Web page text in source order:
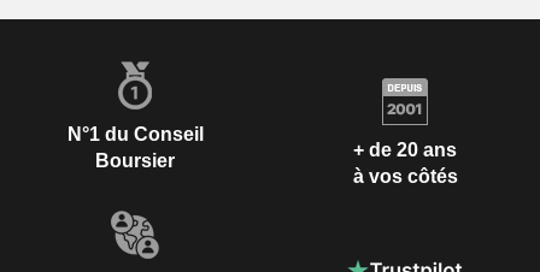
N°1 du Conseil
Boursier
+ de 20 ans
à vos côtés